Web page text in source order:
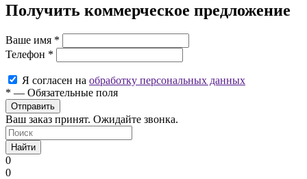
Получить коммерческое предложение
Ваше имя *
Телефон *
Я согласен на обработку персональных данных
* — Обязательные поля
Ваш заказ принят. Ожидайте звонка.
Найти
0
0